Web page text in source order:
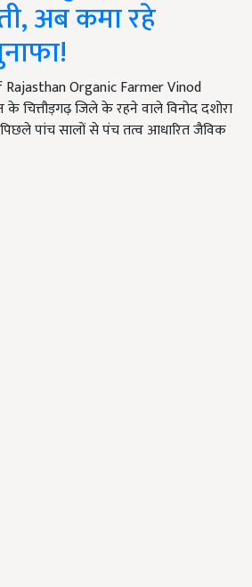
अब कमा रहे
Organic Farmer Vinod
के चित्तौड़गढ़ जिले के रहने वाले विनोद दशोरा
पिछले पांच सालों से पंच तत्व आधारित जैविक